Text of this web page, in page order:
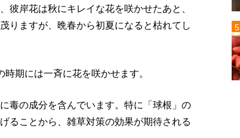
彼岸花は秋にキレイな花を咲かせたあと、
りますが、晩春から初夏になると枯れてし
期には一斉に花を咲かせます。
毒の成分を含んでいます。特に「球根」の
ることから、雑草対策の効果が期待される